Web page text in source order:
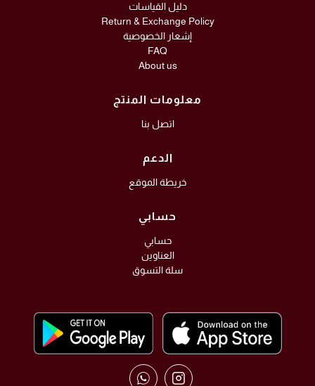
دليل القياسات
Return & Exchange Policy
إشعار الخصوصية
FAQ
About us
معلومات المنتج
اتصل بنا
الدعم
خريطة الموقع
حسابي
حسابي
العناوين
سلة التسوق